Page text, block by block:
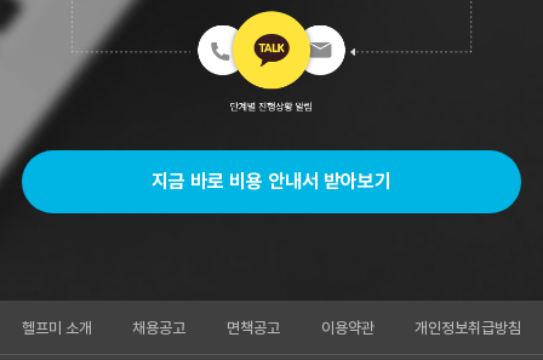
지금 바로 비용 안내서 받아보기
헬프미 소개 채용공고 면책공고 이용약관 개인정보취급방침